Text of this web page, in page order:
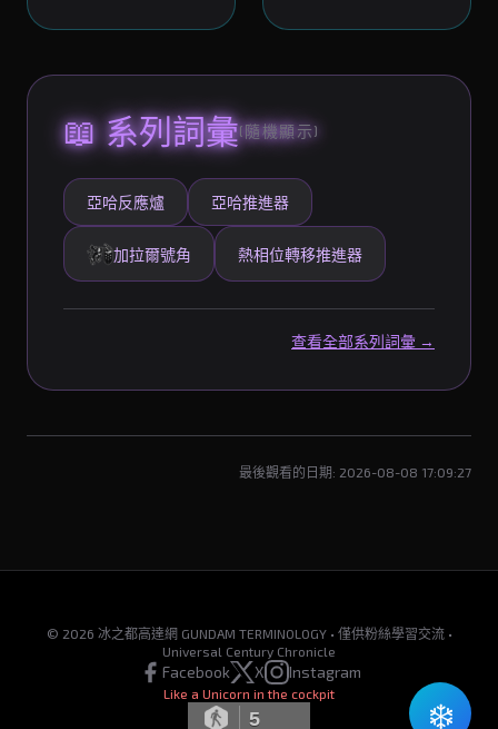
📖 系列詞彙(隨機顯示)
亞哈反應爐 亞哈推進器
加拉爾號角 熱相位轉移推進器
查看全部系列詞彙 →
最後觀看的日期: 2026-08-08 17:09:27
❄️
© 2026 冰之都高達網 GUNDAM TERMINOLOGY • 僅供粉絲學習交流 •
Universal Century Chronicle
Facebook X Instagram
Like a Unicorn in the cockpit
5